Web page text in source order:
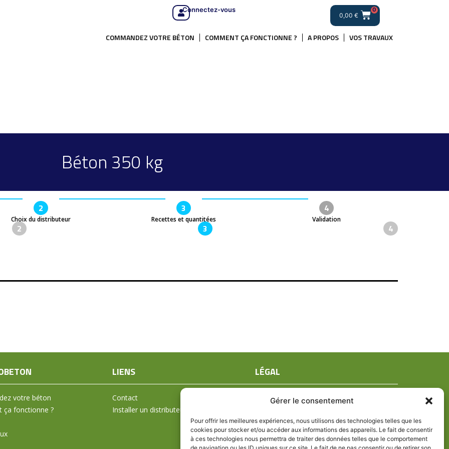
Gérer le consentement
Pour offrir les meilleures expériences, nous utilisons des technologies telles que les
cookies pour stocker et/ou accéder aux informations des appareils. Le fait de consentir
à ces technologies nous permettra de traiter des données telles que le comportement
Connectez-vous
0,00 €
0
COMMANDEZ VOTRE BÉTON COMMENT ÇA FONCTIONNE ? A PROPOS VOS TRAVAUX
Béton 350 kg
2
Choix du distributeur
3
Recettes et quantitées
4
Validation
2 3 4
votre béton
ça fonctionne ?
LIENS
Contact
Installer un distributeur
LÉGAL
Mentions légales
Politique de confidentialité
Politique de cookies (UE)